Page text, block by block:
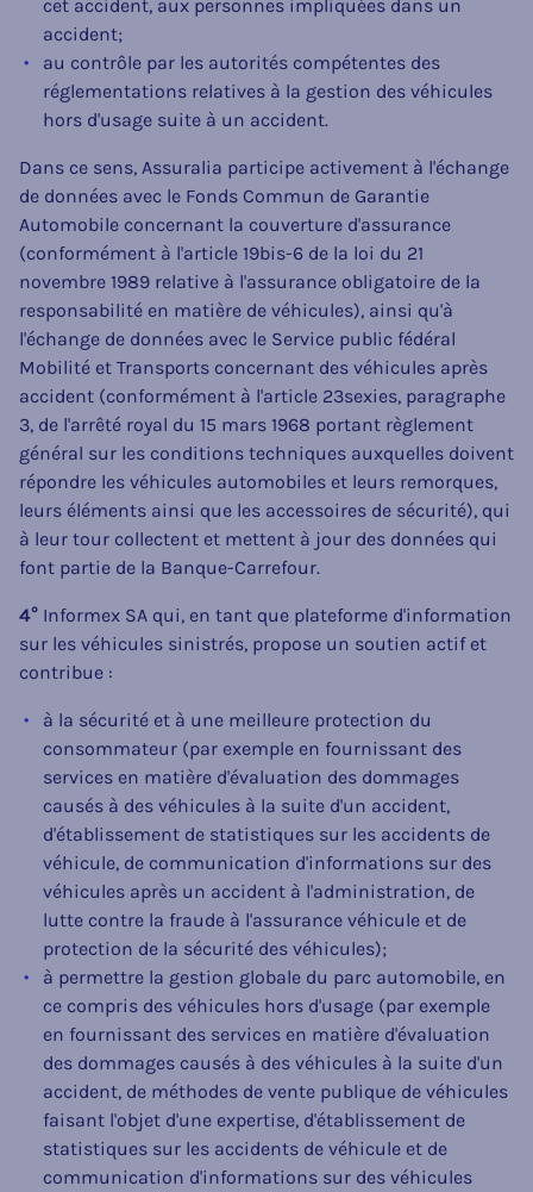
cet accident, aux personnes impliquées dans un
accident;
au contrôle par les autorités compétentes des
réglementations relatives à la gestion des véhicules
hors d'usage suite à un accident.
Dans ce sens, Assuralia participe activement à l'échange
de données avec le Fonds Commun de Garantie
Automobile concernant la couverture d'assurance
(conformément à l'article 19bis-6 de la loi du 21
novembre 1989 relative à l'assurance obligatoire de la
responsabilité en matière de véhicules), ainsi qu'à
l'échange de données avec le Service public fédéral
Mobilité et Transports concernant des véhicules après
accident (conformément à l'article 23sexies, paragraphe
3, de l'arrêté royal du 15 mars 1968 portant règlement
général sur les conditions techniques auxquelles doivent
répondre les véhicules automobiles et leurs remorques,
leurs éléments ainsi que les accessoires de sécurité), qui
à leur tour collectent et mettent à jour des données qui
font partie de la Banque-Carrefour.
4° Informex SA qui, en tant que plateforme d'information
sur les véhicules sinistrés, propose un soutien actif et
contribue :
à la sécurité et à une meilleure protection du
consommateur (par exemple en fournissant des
services en matière d'évaluation des dommages
causés à des véhicules à la suite d'un accident,
d'établissement de statistiques sur les accidents de
véhicule, de communication d'informations sur des
véhicules après un accident à l'administration, de
lutte contre la fraude à l'assurance véhicule et de
protection de la sécurité des véhicules);
à permettre la gestion globale du parc automobile, en
ce compris des véhicules hors d'usage (par exemple
en fournissant des services en matière d'évaluation
des dommages causés à des véhicules à la suite d'un
accident, de méthodes de vente publique de véhicules
faisant l'objet d'une expertise, d'établissement de
statistiques sur les accidents de véhicule et de
communication d'informations sur des véhicules